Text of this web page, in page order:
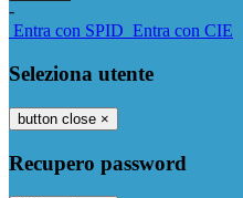
-
Entra con SPID Entra con CIE
Seleziona utente
button close ×
Recupero password